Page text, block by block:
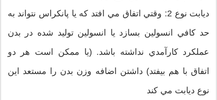
ديابت نوع 2: وقتي اتفاق مي افتد كه يا پانكراس نتواند به
حد كافي انسولين بسازد يا انسولين توليد شده در بدن
عملكرد كارآمدي نداشته باشد. (يا ممكن است هر دو
اتفاق با هم بيفتد) داشتن اضافه وزن بدن را مستعد اين
نوع ديابت مي كند